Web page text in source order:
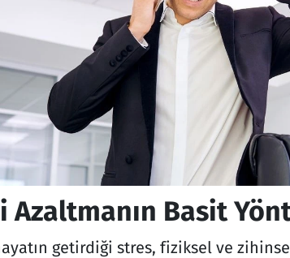
Azaltmanın Basit
getirdiği stres, fiziksel ve